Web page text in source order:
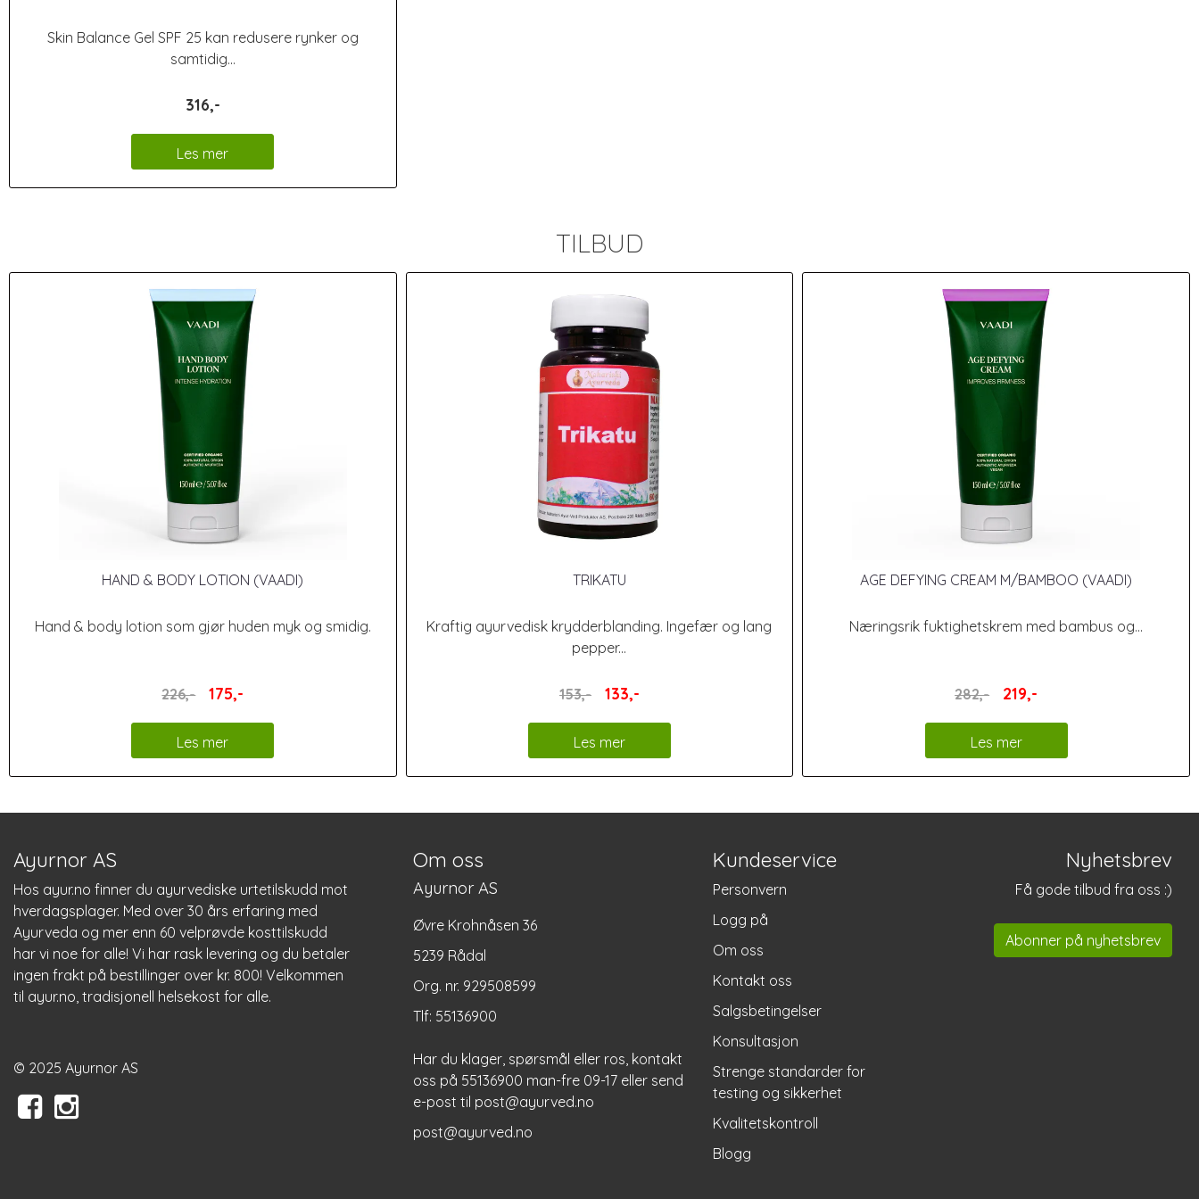
Skin Balance Gel SPF 25 kan redusere rynker og
samtidig...
316,-
Les mer
TILBUD
HAND & BODY LOTION (VAADI)
Hand & body lotion som gjør huden myk og smidig.
226,- 175,-
Les mer
TRIKATU
Kraftig ayurvedisk krydderblanding. Ingefær og lang
pepper...
153,- 133,-
Les mer
AGE DEFYING CREAM M/BAMBOO (VAADI)
Næringsrik fuktighetskrem med bambus og...
282,- 219,-
Les mer
Ayurnor AS
Hos ayur.no finner du ayurvediske urtetilskudd mot
hverdagsplager. Med over 30 års erfaring med
Ayurveda og mer enn 60 velprøvde kosttilskudd
har vi noe for alle! Vi har rask levering og du betaler
ingen frakt på bestillinger over kr. 800! Velkommen
til ayur.no , tradisjonell helsekost for alle.
© 2025 Ayurnor AS
Om oss
Ayurnor AS
Øvre Krohnåsen 36
5239 Rådal
Org. nr. 929508599
Tlf: 55136900
Har du klager, spørsmål eller ros, kontakt
oss på 55136900 man-fre 09-17 eller send
e-post til post@ayurved.no
post@ayurved.no
Kundeservice
Personvern
Logg på
Om oss
Kontakt oss
Salgsbetingelser
Konsultasjon
Strenge standarder for
testing og sikkerhet
Kvalitetskontroll
Blogg
Nyhetsbrev
Få gode tilbud fra oss :)
Abonner på nyhetsbrev